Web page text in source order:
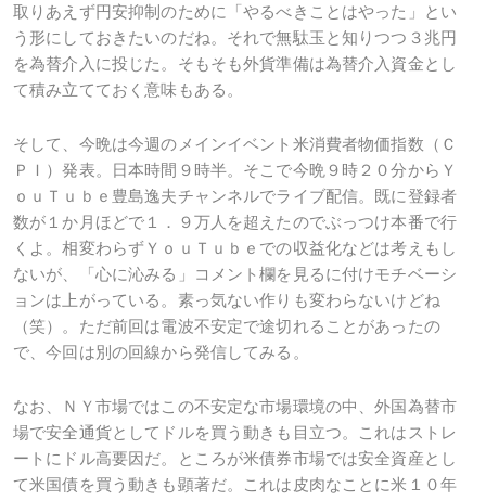
取りあえず円安抑制のために「やるべきことはやった」とい
う形にしておきたいのだね。それで無駄玉と知りつつ３兆円
を為替介入に投じた。そもそも外貨準備は為替介入資金とし
て積み立てておく意味もある。
そして、今晩は今週のメインイベント米消費者物価指数（Ｃ
ＰＩ）発表。日本時間９時半。そこで今晩９時２０分からＹ
ｏｕＴｕｂｅ豊島逸夫チャンネルでライブ配信。既に登録者
数が１か月ほどで１．９万人を超えたのでぶっつけ本番で行
くよ。相変わらずＹｏｕＴｕｂｅでの収益化などは考えもし
ないが、「心に沁みる」コメント欄を見るに付けモチベーシ
ョンは上がっている。素っ気ない作りも変わらないけどね
（笑）。ただ前回は電波不安定で途切れることがあったの
で、今回は別の回線から発信してみる。
なお、ＮＹ市場ではこの不安定な市場環境の中、外国為替市
場で安全通貨としてドルを買う動きも目立つ。これはストレ
ートにドル高要因だ。ところが米債券市場では安全資産とし
て米国債を買う動きも顕著だ。これは皮肉なことに米１０年